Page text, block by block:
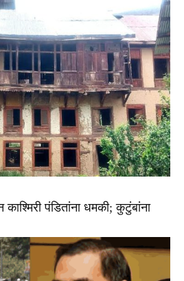
पंडितांना धमकी; कुटुंबांना